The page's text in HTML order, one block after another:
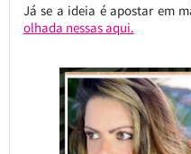
Já se a ideia é apostar em
olhada nessas aqui.